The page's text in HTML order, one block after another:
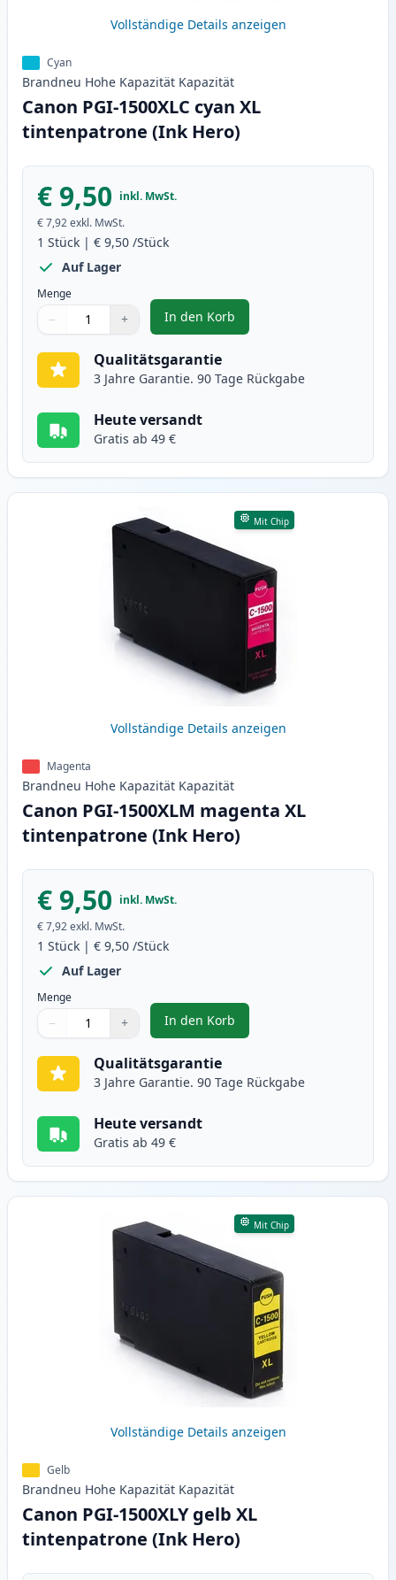
Vollständige Details anzeigen
Cyan
Brandneu Hohe Kapazität Kapazität
Canon PGI-1500XLC cyan XL
tintenpatrone (Ink Hero)
€ 9,50 inkl. MwSt.
€ 7,92exkl. MwSt.
1 Stück | € 9,50 /Stück
Auf Lager
Menge
Verwenden Sie die Tasten, um anzupassen
− +
1
In den Korb
, Canon PGI-1500XLC cyan XL
Qualitätsgarantie
3 Jahre Garantie. 90 Tage Rückgabe
Heute versandt
Gratis ab 49 €
Mit Chip
Vollständige Details anzeigen
Magenta
Brandneu Hohe Kapazität Kapazität
Canon PGI-1500XLM magenta XL
tintenpatrone (Ink Hero)
€ 9,50 inkl. MwSt.
€ 7,92exkl. MwSt.
1 Stück | € 9,50 /Stück
Auf Lager
Menge
Verwenden Sie die Tasten, um anzupassen
− +
1
In den Korb
, Canon PGI-1500XLM magenta
Qualitätsgarantie
3 Jahre Garantie. 90 Tage Rückgabe
Heute versandt
Gratis ab 49 €
Mit Chip
Vollständige Details anzeigen
Gelb
Brandneu Hohe Kapazität Kapazität
Canon PGI-1500XLY gelb XL
tintenpatrone (Ink Hero)